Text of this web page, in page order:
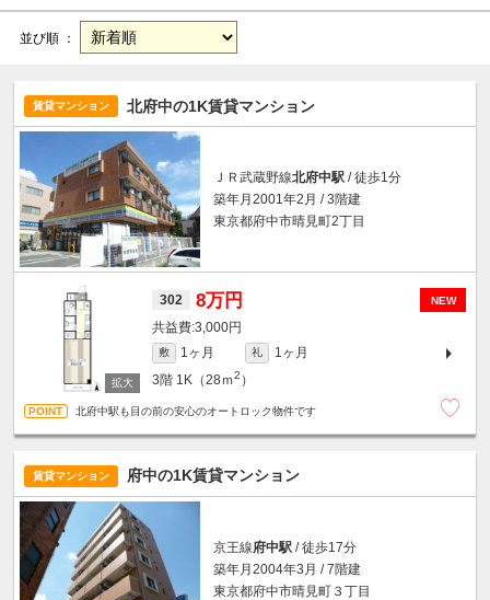
並び順 ：
賃貸マンション 北府中の1K賃貸マンション
ＪＲ武蔵野線北府中駅 / 徒歩1分
築年月2001年2月 / 3階建
東京都府中市晴見町2丁目
NEW
302 8万円
3,000円
敷 1ヶ月 礼
1ヶ月
3階 1K（28ｍ2 ）
北府中駅も目の前の安心のオートロック物件です
賃貸マンション 府中の1K賃貸マンション
京王線府中駅 / 徒歩17分
築年月2004年3月 / 7階建
東京都府中市晴見町３丁目